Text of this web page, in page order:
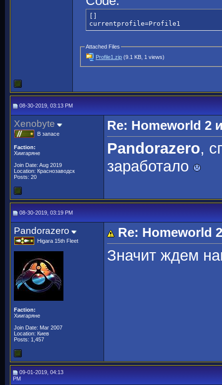
currentprofile=Profile1
Attached Files
Profile1.zip (9.1 KB, 1 views)
08-30-2019, 03:13 PM
Xenobyte
В запасе
Faction:
Хиигаряне
Join Date: Aug 2019
Location: Краснозаводск
Posts: 20
Re: Homeworld 2
Pandorazero,
заработало
08-30-2019, 03:19 PM
Pandorazero
Higara 15th Fleet
Faction:
Хиигаряне
Join Date: Mar 2007
Location: Киев
Posts: 1,457
Re: Homeworld
Значит ждем
09-01-2019, 04:13
PM